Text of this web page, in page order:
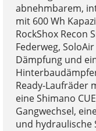
abnehmbarem,
mit 600 Wh
RockShox Recon
Federweg,
Dämpfung und
Ready-Laufräder
eine Shimano
Gangwechsel,
und hydraulische